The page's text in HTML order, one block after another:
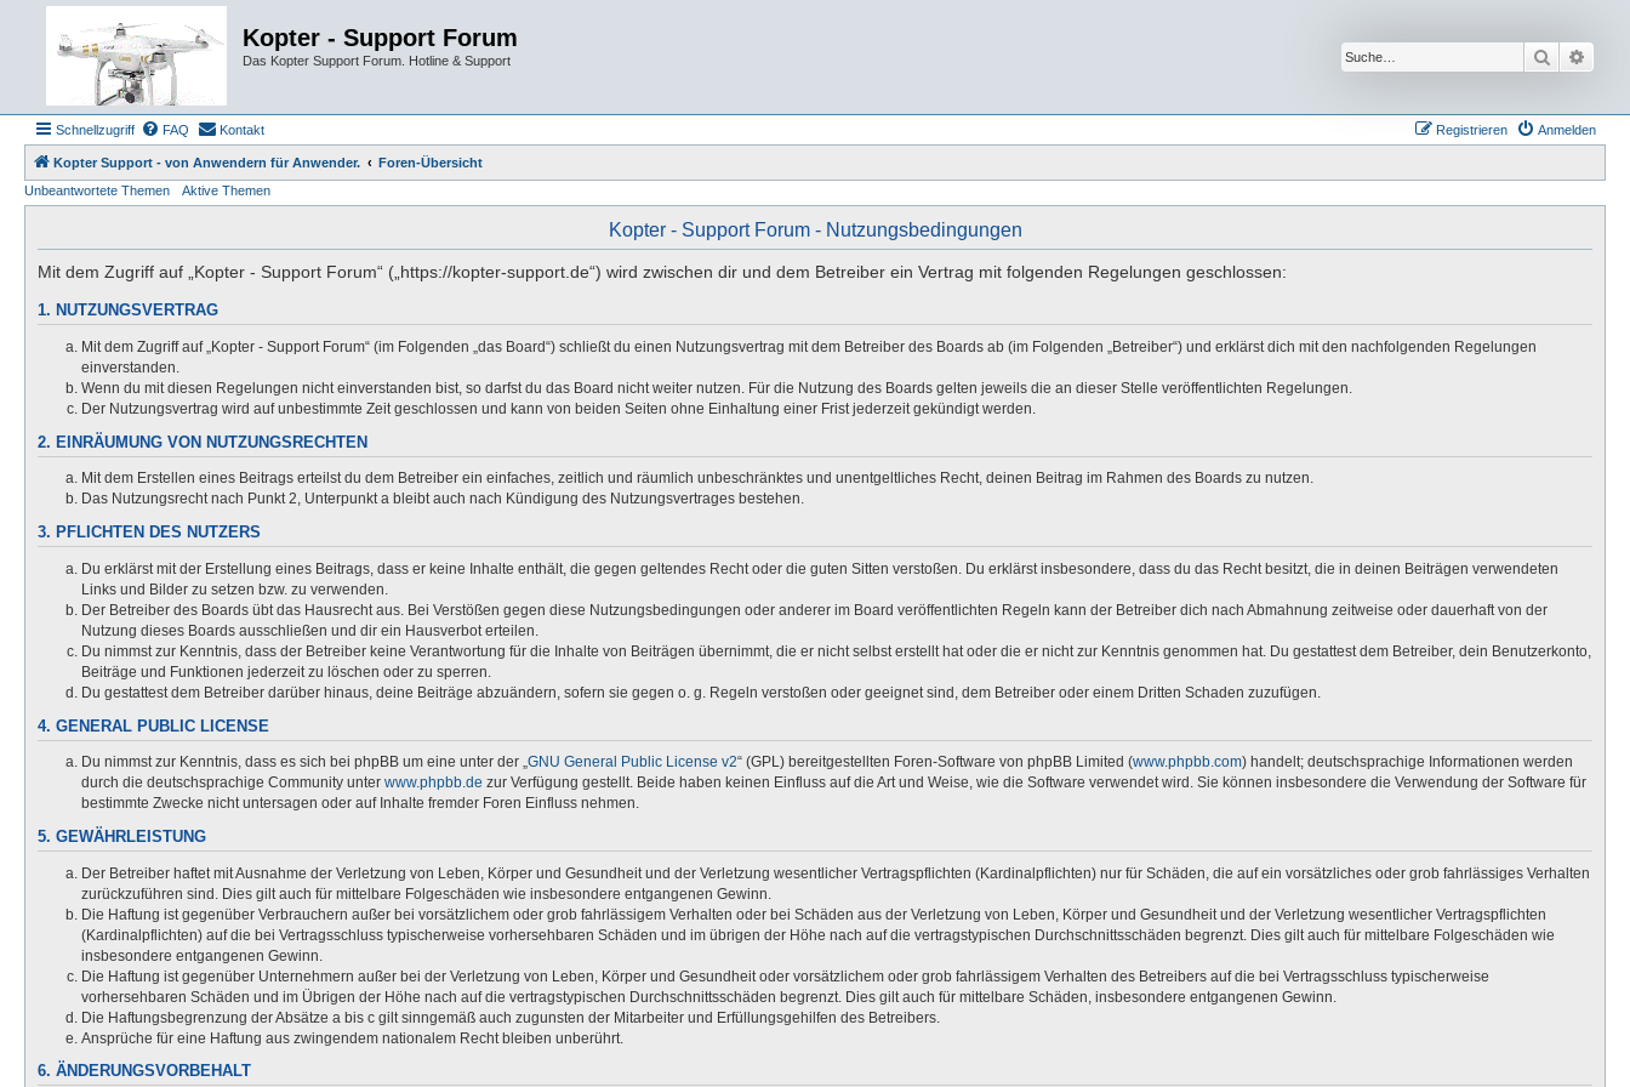
Kopter - Support Forum
Das Kopter Support Forum. Hotline & Support Suche
Schnellzugriff FAQ Kontakt Anmelden
Registrieren
Kopter Support - von Anwendern für Anwender.
Foren-Übersicht
Unbeantwortete Themen
Aktive Themen
Kopter - Support Forum - Nutzungsbedingungen
Mit dem Zugriff auf „Kopter - Support Forum“ („https://kopter-support.de“) wird zwischen dir und dem Betreiber ein Vertrag mit folgenden Regelungen geschlossen:
1. NUTZUNGSVERTRAG
Mit dem Zugriff auf „Kopter - Support Forum“ (im Folgenden „das Board“) schließt du einen Nutzungsvertrag mit dem Betreiber des Boards ab (im Folgenden „Betreiber“) und erklärst dich mit den nachfolgenden Regelungen
einverstanden.
Wenn du mit diesen Regelungen nicht einverstanden bist, so darfst du das Board nicht weiter nutzen. Für die Nutzung des Boards gelten jeweils die an dieser Stelle veröffentlichten Regelungen.
Der Nutzungsvertrag wird auf unbestimmte Zeit geschlossen und kann von beiden Seiten ohne Einhaltung einer Frist jederzeit gekündigt werden.
2. EINRÄUMUNG VON NUTZUNGSRECHTEN
Mit dem Erstellen eines Beitrags erteilst du dem Betreiber ein einfaches, zeitlich und räumlich unbeschränktes und unentgeltliches Recht, deinen Beitrag im Rahmen des Boards zu nutzen.
Das Nutzungsrecht nach Punkt 2, Unterpunkt a bleibt auch nach Kündigung des Nutzungsvertrages bestehen.
3. PFLICHTEN DES NUTZERS
Du erklärst mit der Erstellung eines Beitrags, dass er keine Inhalte enthält, die gegen geltendes Recht oder die guten Sitten verstoßen. Du erklärst insbesondere, dass du das Recht besitzt, die in deinen Beiträgen verwendeten
Links und Bilder zu setzen bzw. zu verwenden.
Der Betreiber des Boards übt das Hausrecht aus. Bei Verstößen gegen diese Nutzungsbedingungen oder anderer im Board veröffentlichten Regeln kann der Betreiber dich nach Abmahnung zeitweise oder dauerhaft von der
Nutzung dieses Boards ausschließen und dir ein Hausverbot erteilen.
Du nimmst zur Kenntnis, dass der Betreiber keine Verantwortung für die Inhalte von Beiträgen übernimmt, die er nicht selbst erstellt hat oder die er nicht zur Kenntnis genommen hat. Du gestattest dem Betreiber, dein Benutzerkonto,
Beiträge und Funktionen jederzeit zu löschen oder zu sperren.
Du gestattest dem Betreiber darüber hinaus, deine Beiträge abzuändern, sofern sie gegen o. g. Regeln verstoßen oder geeignet sind, dem Betreiber oder einem Dritten Schaden zuzufügen.
4. GENERAL PUBLIC LICENSE
Du nimmst zur Kenntnis, dass es sich bei phpBB um eine unter der „GNU General Public License v2“ (GPL) bereitgestellten Foren-Software von phpBB Limited (www.phpbb.com) handelt; deutschsprachige Informationen werden
durch die deutschsprachige Community unter www.phpbb.de zur Verfügung gestellt. Beide haben keinen Einfluss auf die Art und Weise, wie die Software verwendet wird. Sie können insbesondere die Verwendung der Software für
bestimmte Zwecke nicht untersagen oder auf Inhalte fremder Foren Einfluss nehmen.
5. GEWÄHRLEISTUNG
Der Betreiber haftet mit Ausnahme der Verletzung von Leben, Körper und Gesundheit und der Verletzung wesentlicher Vertragspflichten (Kardinalpflichten) nur für Schäden, die auf ein vorsätzliches oder grob fahrlässiges Verhalten
zurückzuführen sind. Dies gilt auch für mittelbare Folgeschäden wie insbesondere entgangenen Gewinn.
Die Haftung ist gegenüber Verbrauchern außer bei vorsätzlichem oder grob fahrlässigem Verhalten oder bei Schäden aus der Verletzung von Leben, Körper und Gesundheit und der Verletzung wesentlicher Vertragspflichten
(Kardinalpflichten) auf die bei Vertragsschluss typischerweise vorhersehbaren Schäden und im übrigen der Höhe nach auf die vertragstypischen Durchschnittsschäden begrenzt. Dies gilt auch für mittelbare Folgeschäden wie
insbesondere entgangenen Gewinn.
Die Haftung ist gegenüber Unternehmern außer bei der Verletzung von Leben, Körper und Gesundheit oder vorsätzlichem oder grob fahrlässigem Verhalten des Betreibers auf die bei Vertragsschluss typischerweise
vorhersehbaren Schäden und im Übrigen der Höhe nach auf die vertragstypischen Durchschnittsschäden begrenzt. Dies gilt auch für mittelbare Schäden, insbesondere entgangenen Gewinn.
Die Haftungsbegrenzung der Absätze a bis c gilt sinngemäß auch zugunsten der Mitarbeiter und Erfüllungsgehilfen des Betreibers.
Ansprüche für eine Haftung aus zwingendem nationalem Recht bleiben unberührt.
6. ÄNDERUNGSVORBEHALT